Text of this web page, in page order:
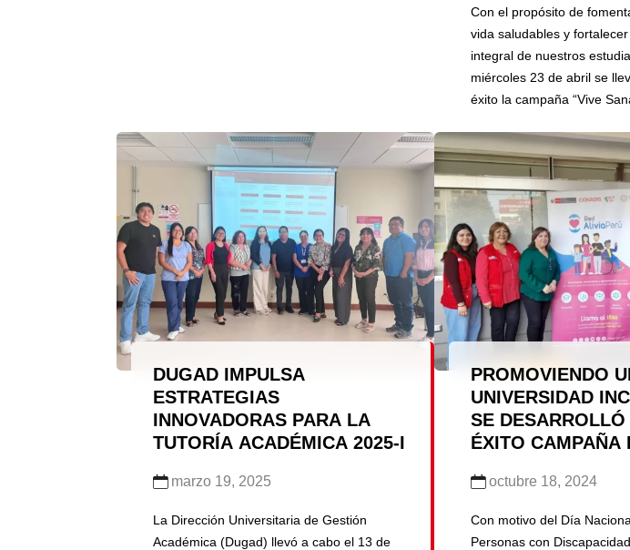
Con el propósito de
vida saludables y
integral de nuestros
miércoles 23 de abril se
éxito la campaña “Vive
La jornada, dirigida a toda
universitaria, buscó
importancia de cuidar el
DUGAD IMPULSA
ESTRATEGIAS
INNOVADORAS PARA LA
TUTORÍA ACADÉMICA 2025-I
marzo 19, 2025
La Dirección Universitaria de Gestión
Académica (Dugad) llevó a cabo el 13 de
PROMOVIENDO
UNIVERSIDAD
SE DESARROLLÓ
ÉXITO CAMPAÑA
PERSONAS CON
DISCAPACIDAD
octubre 18, 2024
Con motivo del Día
Personas con